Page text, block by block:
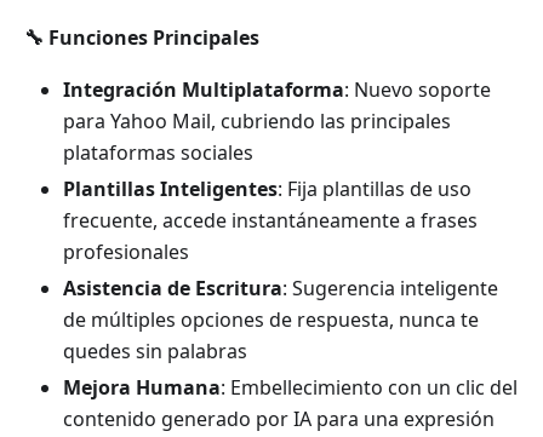
🔧 Funciones Principales
Integración Multiplataforma: Nuevo soporte
para Yahoo Mail, cubriendo las principales
plataformas sociales
Plantillas Inteligentes: Fija plantillas de uso
frecuente, accede instantáneamente a frases
profesionales
Asistencia de Escritura: Sugerencia inteligente
de múltiples opciones de respuesta, nunca te
quedes sin palabras
Mejora Humana: Embellecimiento con un clic del
contenido generado por IA para una expresión